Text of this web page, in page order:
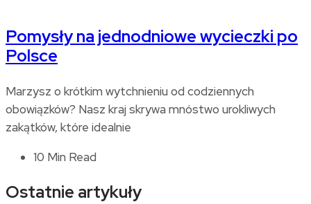
Pomysły na jednodniowe wycieczki po
Polsce
Marzysz o krótkim wytchnieniu od codziennych
obowiązków? Nasz kraj skrywa mnóstwo urokliwych
zakątków, które idealnie
10 Min Read
Ostatnie artykuły